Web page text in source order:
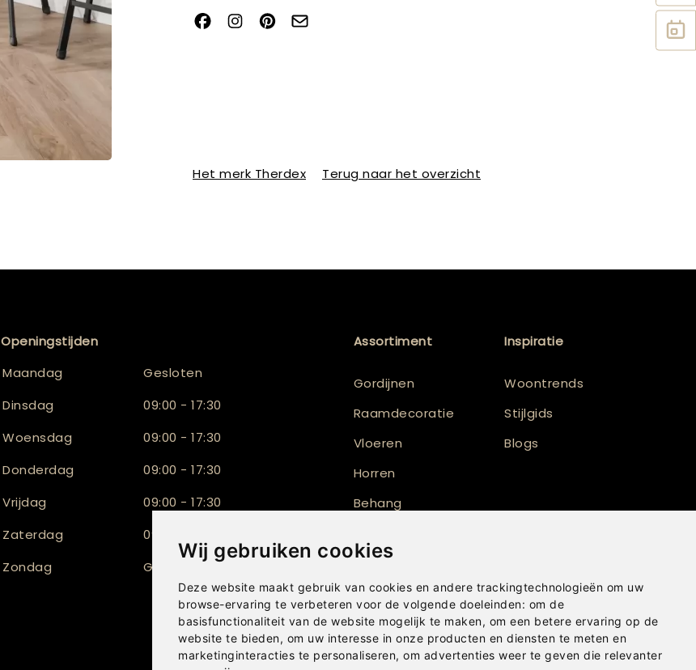
Wij gebruiken cookies
Deze website maakt gebruik van cookies en andere trackingtechnologieën om uw
browse-ervaring te verbeteren voor de volgende doeleinden: om de
basisfunctionaliteit van de website mogelijk te maken, om een betere ervaring op de
website te bieden, om uw interesse in onze producten en diensten te meten en
marketinginteracties te personaliseren, om advertenties weer te geven die relevanter
Het merk Therdex Terug naar het overzicht
Openingstijden
Maandag
Gesloten
Dinsdag
09:00 - 17:30
Woensdag
09:00 - 17:30
Donderdag
09:00 - 17:30
Vrijdag
09:00 - 17:30
Zaterdag
09:30 - 17:00
Zondag
Gesloten
Assortiment
Gordijnen
Raamdecoratie
Vloeren
Horren
Behang
Shutters
Inspiratie
Woontrends
Stijlgids
Blogs